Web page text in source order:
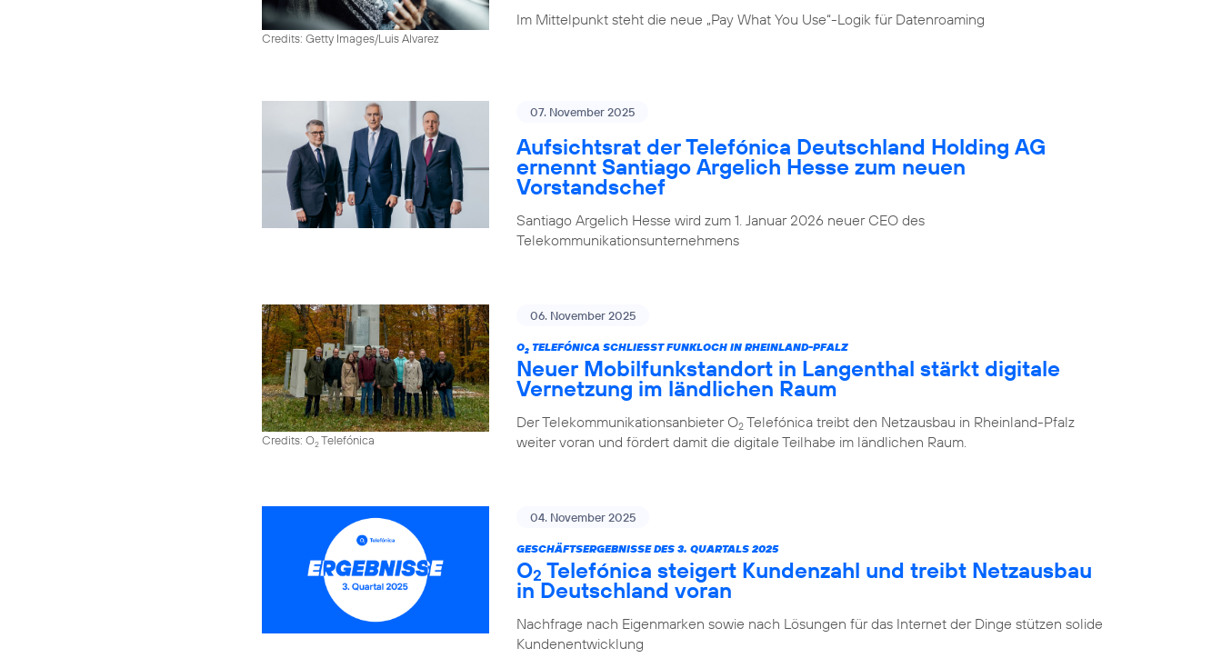
Credits: Getty Images/Luis Alvarez
Im Mittelpunkt steht die neue „Pay What You Use“-Logik für Datenroaming
07. November 2025
Aufsichtsrat der Telefónica Deutschland Holding AG
ernennt Santiago Argelich Hesse zum neuen
Vorstandschef
Santiago Argelich Hesse wird zum 1. Januar 2026 neuer CEO des
Telekommunikationsunternehmens
Credits: O2Telefónica
06. November 2025
O2 TELEFÓNICA SCHLIESST FUNKLOCH IN RHEINLAND-PFALZ
Neuer Mobilfunkstandort in Langenthal stärkt digitale
Vernetzung im ländlichen Raum
Der Telekommunikationsanbieter O2 Telefónica treibt den Netzausbau in Rheinland-Pfalz
weiter voran und fördert damit die digitale Teilhabe im ländlichen Raum.
04. November 2025
GESCHÄFTSERGEBNISSE DES 3. QUARTALS 2025
O2 Telefónica steigert Kundenzahl und treibt Netzausbau
in Deutschland voran
Nachfrage nach Eigenmarken sowie nach Lösungen für das Internet der Dinge stützen solide
Kundenentwicklung